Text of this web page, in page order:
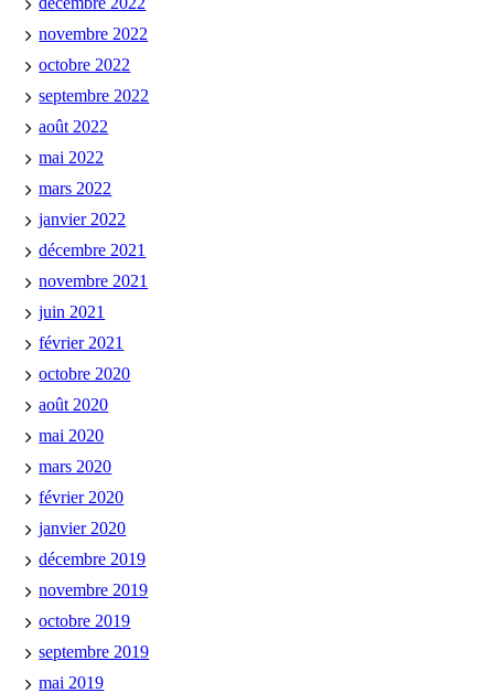
novembre 2022
octobre 2022
septembre 2022
août 2022
mai 2022
mars 2022
janvier 2022
décembre 2021
novembre 2021
juin 2021
février 2021
octobre 2020
août 2020
mai 2020
mars 2020
février 2020
janvier 2020
décembre 2019
novembre 2019
octobre 2019
septembre 2019
mai 2019